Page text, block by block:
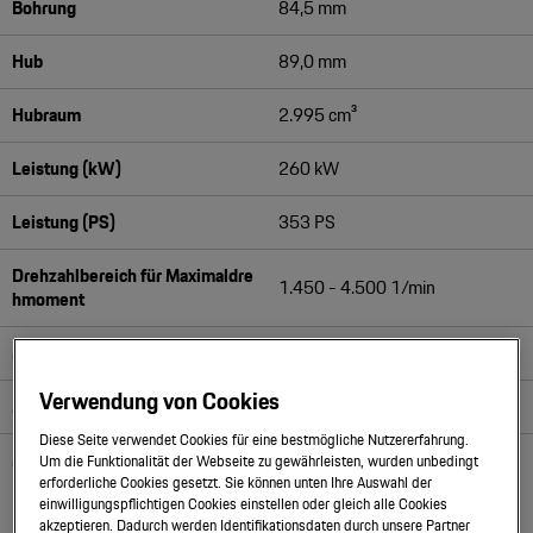
Motorsport & Events
Service & Zubehör
Wir über uns
Newsletter
Mein Porsche Account
Newsletter abonnieren
YouTube Channel
Porsche Gebrauchtwagen
Konfigurator
Car Configurator
Porsche Timepieces
Bohrung
84,5 mm
Hub
89,0 mm
Hubraum
2.995 cm³
Leistung (kW)
260 kW
Leistung (PS)
353 PS
Drehzahlbereich für Maximaldre
hmoment
1.450 - 4.500 1/min
Maximales Drehmoment
Max. Literleistung (kW/l)
87,00 kW/l
Max. Literleistung (PS/l)
118,00 PS/l
Verwendung von Cookies
Diese Seite verwendet Cookies für eine bestmögliche Nutzererfahrung.
Um die Funktionalität der Webseite zu gewährleisten, wurden unbedingt
erforderliche Cookies gesetzt. Sie können unten Ihre Auswahl der
einwilligungspflichtigen Cookies einstellen oder gleich alle Cookies
akzeptieren. Dadurch werden Identifikationsdaten durch unsere Partner